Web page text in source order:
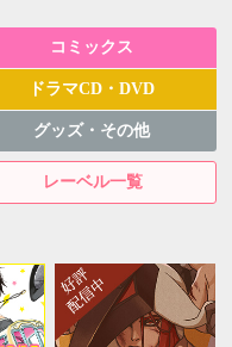
コミックス
ドラマCD・DVD
グッズ・その他
レーベル一覧